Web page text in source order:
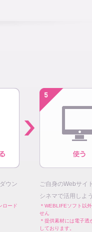
ウン
ロード
ご自身のWebサイ
シネマで活用しよ
＊WEBLIFEソフト以
せん
＊提供素材には電子透
しております。